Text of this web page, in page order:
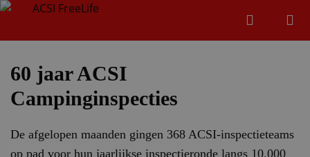
Zoeken
60 jaar ACSI
Campinginspecties
De afgelopen maanden gingen 368 ACSI-inspectieteams
op pad voor hun jaarlijkse inspectieronde langs 10.000